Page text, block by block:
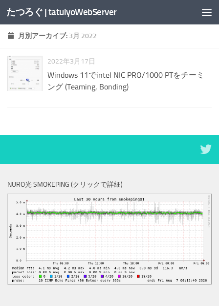
コンテンツへスキップ
たつろぐ | tatuiyoWebServer
月別アーカイブ: 3月 2022
2022年3月17日
Windows 11でintel NIC PRO/1000 PTをチーミ
ング (Teaming, Bonding)
NURO光 SMOKEPING (クリックで詳細)